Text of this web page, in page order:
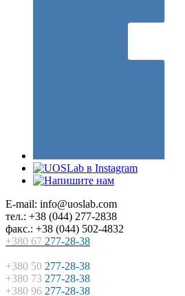
E-mail: info@uoslab.com
тел.: +38 (044) 277-2838
факс.: +38 (044) 502-4832
+380 67 277-28-38
+380 50 277-28-38
+380 73 277-28-38
+380 96 277-28-38